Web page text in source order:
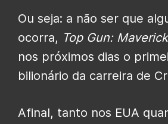
Ou seja: a não ser que
ocorra, Top Gun: Maverick
nos próximos dias o
bilionário da carreira de
Afinal, tanto nos EUA